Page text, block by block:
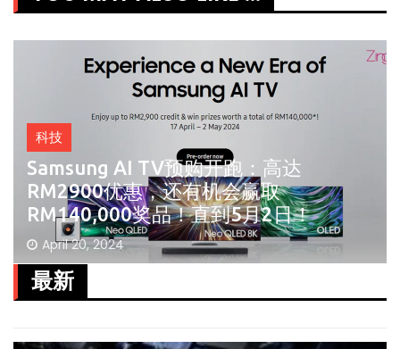
科技
Samsung AI TV预购开跑：高达
RM2900优惠，还有机会赢取
RM140,000奖品！直到5月2日！
April 20, 2024
最新